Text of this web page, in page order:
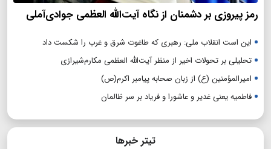
رمز پیروزی بر دشمنان از نگاه آیت‌الله العظمی جوادی‌آملی
این است انقلاب ملی: رهبری که طاغوت شرق و غرب را شکست داد
تحلیلی بر تحولات اخیر از منظر آیت‌الله العظمی مکارم‌شیرازی
امیرالمؤمنین (ع) از زبان صحابه پیامبر اکرم(ص)
فاطمیه یعنی غدیر و عاشورا و فریاد بر سر ظالمان
تیتر خبرها